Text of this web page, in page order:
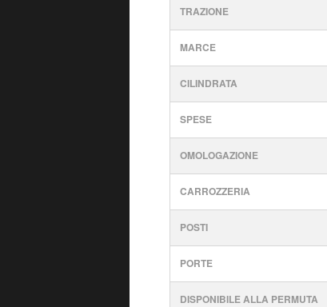
TRAZIONE
MARCE
CILINDRATA
SPESE
OMOLOGAZIONE
CARROZZERIA
POSTI
PORTE
DISPONIBILE ALLA PERMUTA